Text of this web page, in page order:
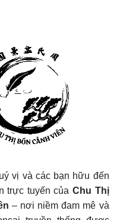
vị và các bạn hữu đến
trực tuyến củaChu Thị
– nơi niềm đam mê và